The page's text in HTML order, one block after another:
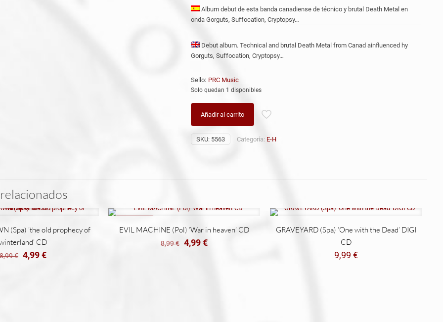
original
era:
8,99 €.
actual
es:
4,99 €.
Album debut de esta banda canadiense de técnico y brutal Death Metal en
onda Gorguts, Suffocation, Cryptopsy…
Debut album. Technical and brutal Death Metal from Canad ainfluenced hy
Gorguts, Suffocation, Cryptopsy…
Sello: PRC Music
Solo quedan 1 disponibles
Añadir al carrito
SKU: 5563 Categoría: E-H
(Spa) ‘the old prophecy of
CD
€ El
4,99€El
EVIL MACHINE (Pol) ‘War in heaven’ CD
8,99€ El
4,99€El
GRAVEYARD (Spa) ‘One with the Dead’ DIGI
CD
9,99 €